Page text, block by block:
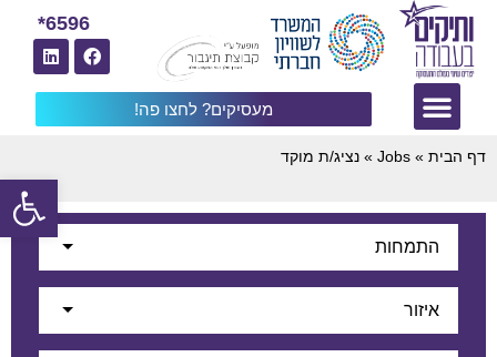
מעסיקים? לחצו פה!
6596*
דף הבית »
Jobs
» נציג/ת מוקד
התמחות
איזור